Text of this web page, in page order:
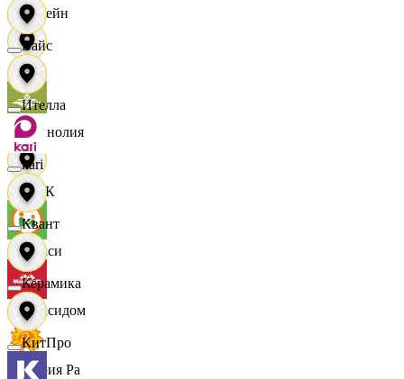
Лорейн
Луч
Магнолия
МАК
Макси
Максидом
Мария Ра
Вайс
Ителла
kari
Квант
Керамика
КитПро